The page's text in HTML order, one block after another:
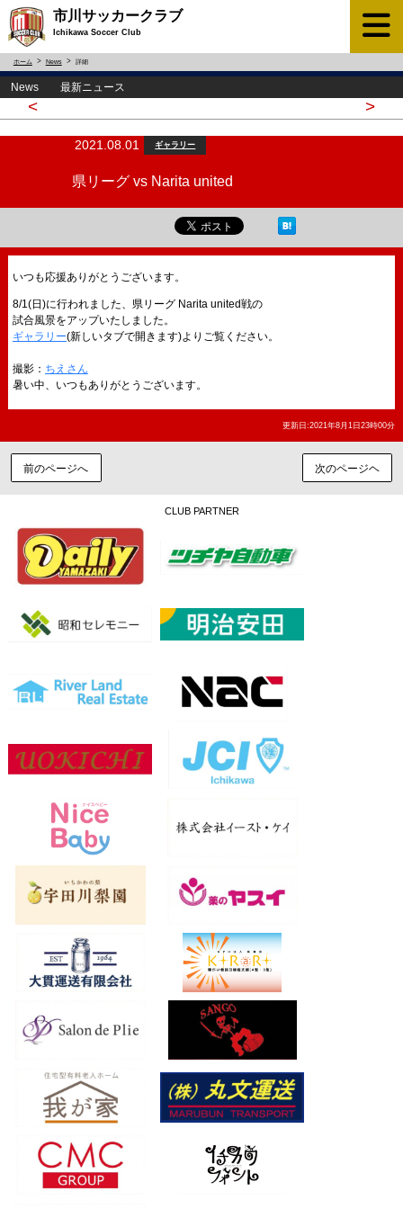
市川サッカークラブ
Ichikawa Soccer Club
ホーム News 詳細
News 最新ニュース
< >
2021.08.01 ギャラリー
県リーグ vs Narita united
いつも応援ありがとうございます。
8/1(日)に行われました、県リーグ Narita united戦の
試合風景をアップいたしました。
ギャラリー(新しいタブで開きます)よりご覧ください。
撮影： ちえさん
暑い中、いつもありがとうございます。
更新日:2021年8月1日23時00分
前のページへ 次のページヘ
CLUB PARTNER